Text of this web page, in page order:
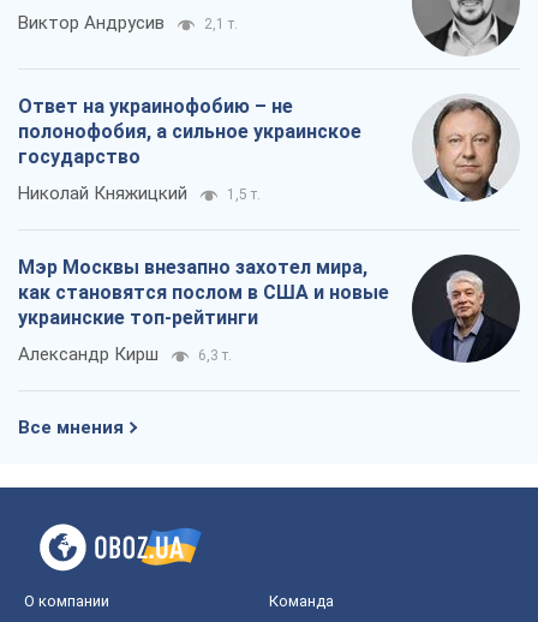
Виктор Андрусив 2,1 т.
Ответ на украинофобию – не
полонофобия, а сильное украинское
государство
Николай Княжицкий 1,5 т.
Мэр Москвы внезапно захотел мира,
как становятся послом в США и новые
украинские топ-рейтинги
Александр Кирш 6,3 т.
Все мнения
О компании Команда